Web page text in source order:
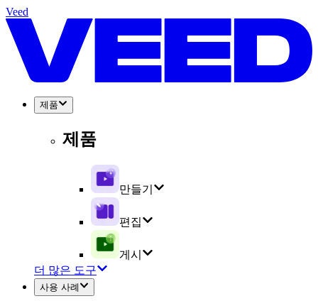
Veed
제품
제품
만들기
편집
게시
더 많은 도구
사용 사례